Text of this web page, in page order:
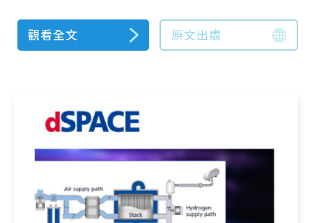
觀看全文 原文出處